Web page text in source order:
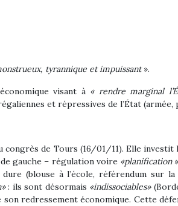
tyrannique et impuissant».
visant à « rendre marginal
et répressives de l’État
de Tours (16/01/11). Elle investit
gauche – régulation voire «planification
(blouse à l’école, référendum sur
: ils sont désormais «indissociables»
redressement économique. Cette